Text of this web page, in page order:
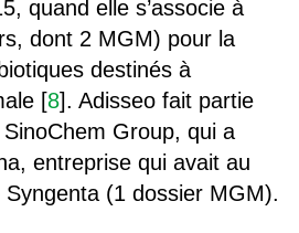
quand elle s’associe à
dont 2 MGM) pour la
destinés à
[8]. Adisseo fait partie
Group, qui a
entreprise qui avait au
(1 dossier MGM).